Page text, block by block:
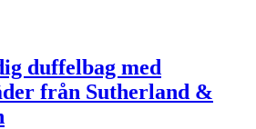
duffelbag med
från Sutherland &